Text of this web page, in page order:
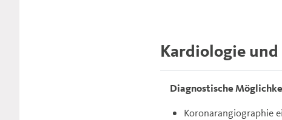
Kardiologie
Diagnostische
Koronarangiographie